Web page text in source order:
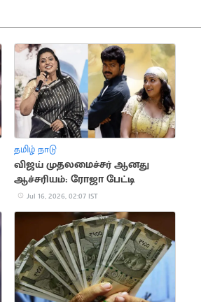
தமிழ் நாடு
விஜய் முதலமைச்சர் ஆனது
ஆச்சரியம்: ரோஜா பேட்டி
Jul 16, 2026, 02:07 IST